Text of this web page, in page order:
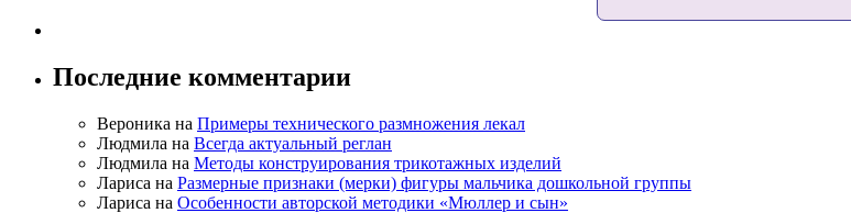
Последние комментарии
Вероника на Примеры технического размножения лекал
Людмила на Всегда актуальный реглан
Людмила на Методы конструирования трикотажных изделий
Лариса на Размерные признаки (мерки) фигуры мальчика дошкольной группы
Лариса на Особенности авторской методики «Мюллер и сын»